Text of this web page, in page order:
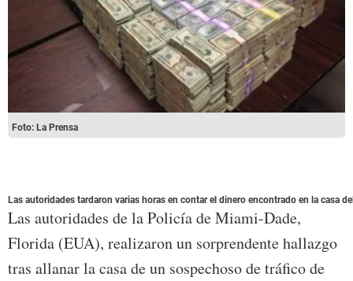
Foto: La Prensa
Las autoridades tardaron varias horas en contar el dinero encontrado en la casa
Las autoridades de la Policía de Miami-Dade,
Florida (EUA), realizaron un sorprendente hallazgo
tras allanar la casa de un sospechoso de tráfico de